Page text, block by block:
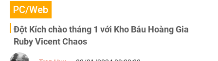
PC/Web
Đột Kích chào tháng 1 với Kho Báu Hoàng Gia
Ruby Vicent Chaos